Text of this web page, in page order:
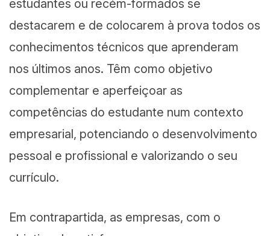
estudantes ou recém-formados se
destacarem e de colocarem à prova todos os
conhecimentos técnicos que aprenderam
nos últimos anos. Têm como objetivo
complementar e aperfeiçoar as
competências do estudante num contexto
empresarial, potenciando o desenvolvimento
pessoal e profissional e valorizando o seu
currículo.
Em contrapartida, as empresas, com o